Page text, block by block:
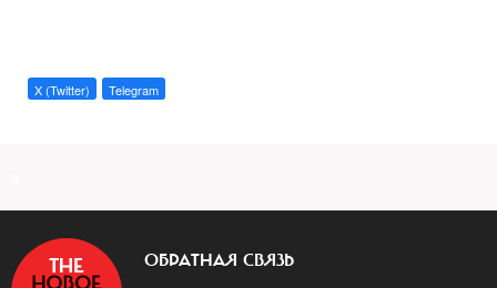
X (Twitter) Telegram
ОБРАТНАЯ СВЯЗЬ